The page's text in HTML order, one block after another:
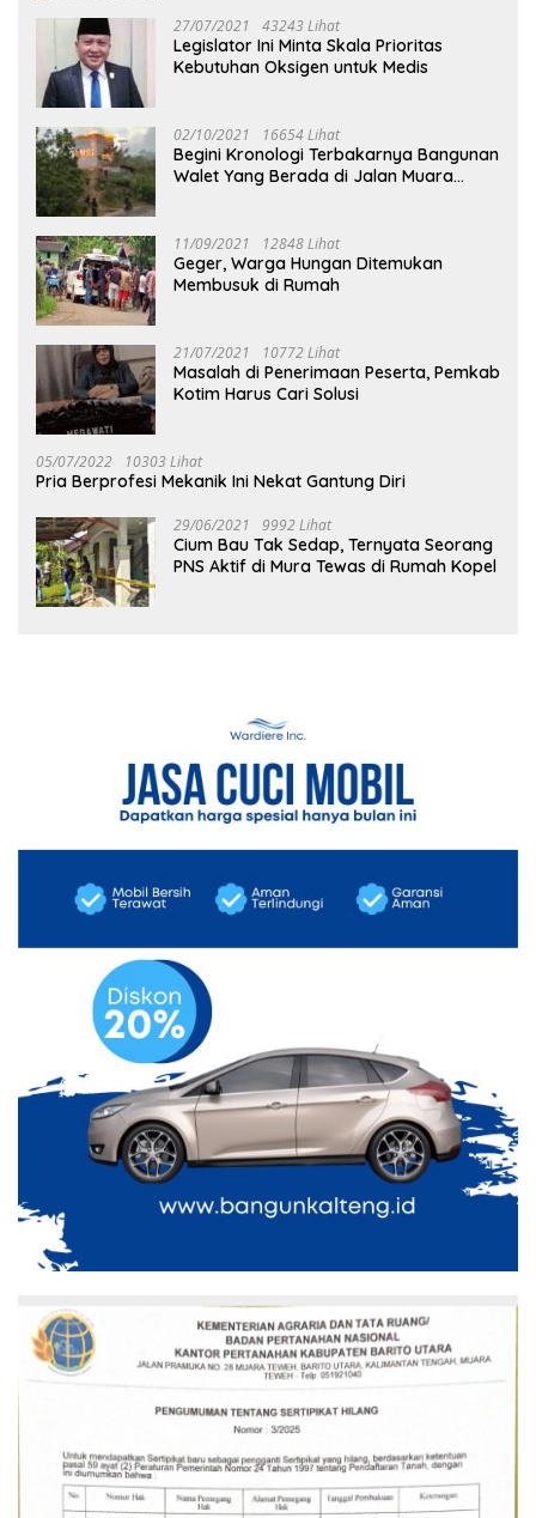
27/07/2021 43243 Lihat
Legislator Ini Minta Skala Prioritas
Kebutuhan Oksigen untuk Medis
02/10/2021 16654 Lihat
Begini Kronologi Terbakarnya Bangunan
Walet Yang Berada di Jalan Muara
11/09/2021 12848 Lihat
Geger, Warga Hungan Ditemukan
Membusuk di Rumah
21/07/2021 10772 Lihat
Masalah di Penerimaan Peserta, Pemkab
Kotim Harus Cari Solusi
05/07/2022 10303 Lihat
Pria Berprofesi Mekanik Ini Nekat Gantung Diri
29/06/2021 9992 Lihat
Cium Bau Tak Sedap, Ternyata Seorang
PNS Aktif di Mura Tewas di Rumah Kopel